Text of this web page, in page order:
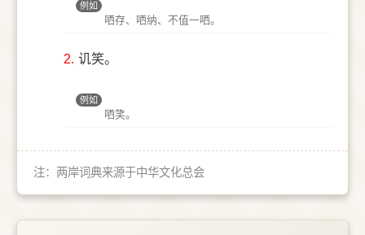
例如
哂存、哂纳、不值一哂。
2. 讥笑。
例如
哂笑。
注：两岸词典来源于中华文化总会